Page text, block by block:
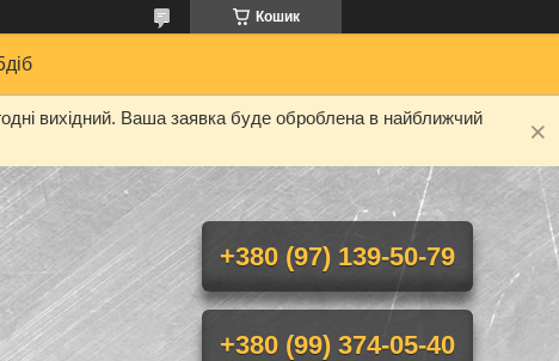
Кошик
вихідний. Ваша заявка буде оброблена в найближчий
+380 (97) 139-50-79
+380 (99) 374-05-40